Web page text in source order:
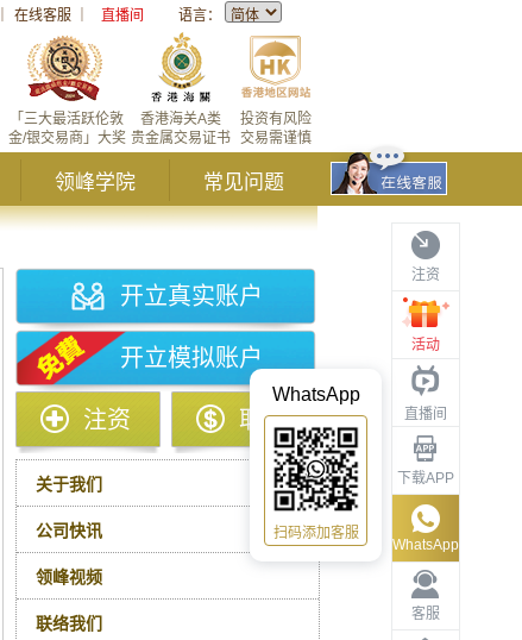
在线客服 直播间 语言：
投资有风险
交易需谨慎
香港海关A类
贵金属交易证书
「三大最活跃伦敦
金/银交易商」大奖
领峰学院 常见问题
注资
活动
直播间
下载APP
客服
WhatsApp
WhatsApp
扫码添加客服
开立真实账户
开立模拟账户
注资 取款
关于我们
公司快讯
领峰视频
联络我们